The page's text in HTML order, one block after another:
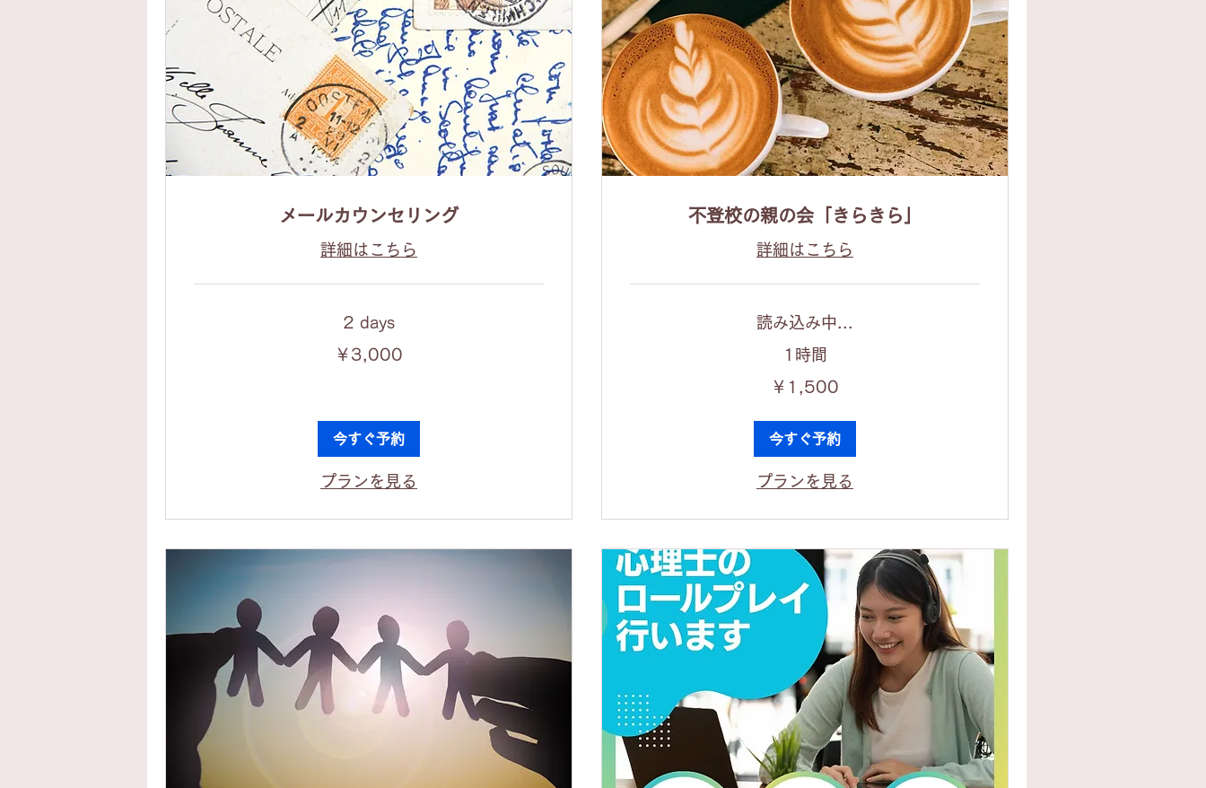
メールカウンセリング
詳細はこちら
2 days
￥3,000
今すぐ予約
プランを見る
不登校の親の会「きらきら」
詳細はこちら
読み込み中...
1時間
￥1,500
今すぐ予約
プランを見る